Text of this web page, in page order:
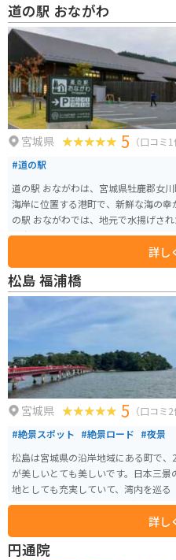
は、鳴子峡などの景勝地を巡るのもおすすめです。 道の駅
城県大崎市鳴子温泉字星沼1-9
道の駅 おながわ
宮城県 5 （口コミ1
#道の駅
道の駅 おながわは、宮城県牡鹿郡女
海岸に位置する港町で、新鮮な海の幸
の駅 おながわでは、地元で水揚げさ
や海鮮BBQなどが楽しめる飲食店も
物も販売しており、観光客に人気です。 バイクで訪れる場合、道の駅 おな
わには、広々とした駐車場が完備さ
ツーリングする際には、ぜひ立ち寄ってみてくださ
ト】 * 싱싱한 해산물을 맛볼 수 있다 *
絶景を眺められる 【周辺情報】 * 女川魚市場 * きぼうのかね商店街 * 宮城県
慶長使節船ミュージアム 【名産品】 * 女川ホタテ * 女川サンマ * 女川フカヒ
詳し
松島 福浦橋
宮城県 5 （口コミ2
#絶景スポット #絶景ロード #夜景
松島は宮城県の沿岸地域にある町で
が美しいとても美しいです。日本三
地としても充実していて、湾内を巡
ト、こけしの絵付け体験などがあります。 縁切り橋で有名な雄島や
どもあります。太平洋に面する松島
あり、太陽と共演する時間帯には宿
長い橋であり、夜にはライトアップされてます。 福浦橋は、
詳し
円通院